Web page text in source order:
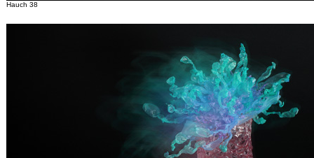
Hauch 38